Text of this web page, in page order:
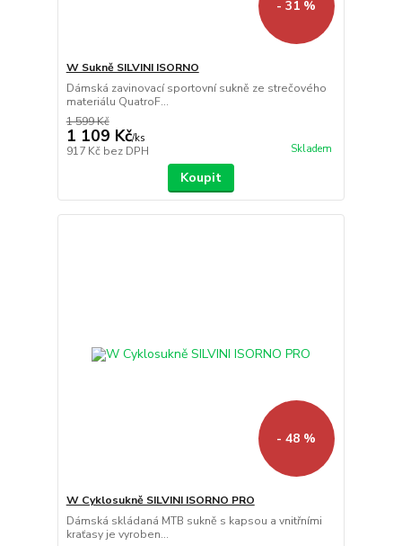
- 31 %
W Sukně SILVINI ISORNO
Dámská zavinovací sportovní sukně ze strečového
materiálu QuatroF...
1 599 Kč
1 109 Kč/ks
917 Kč bez DPH Skladem
Koupit
- 48 %
W Cyklosukně SILVINI ISORNO PRO
Dámská skládaná MTB sukně s kapsou a vnitřními
kraťasy je vyroben...